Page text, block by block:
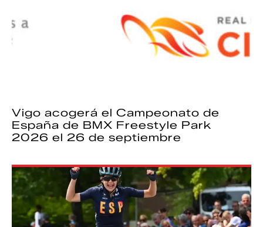
Vigo acogerá el Campeonato de
España de BMX Freestyle Park
2026 el 26 de septiembre